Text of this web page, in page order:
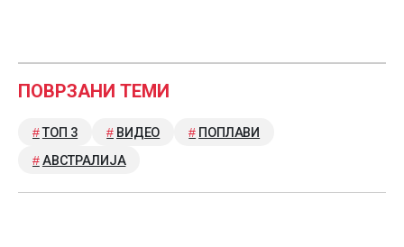
ПОВРЗАНИ ТЕМИ
ТОП 3 ВИДЕО
ПОПЛАВИ
АВСТРАЛИЈА